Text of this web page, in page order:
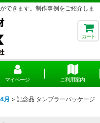
できます。制作事例をご紹介しま
カート
マイページ ご利用案内
月 > 記念品 タンブラーパッケージ